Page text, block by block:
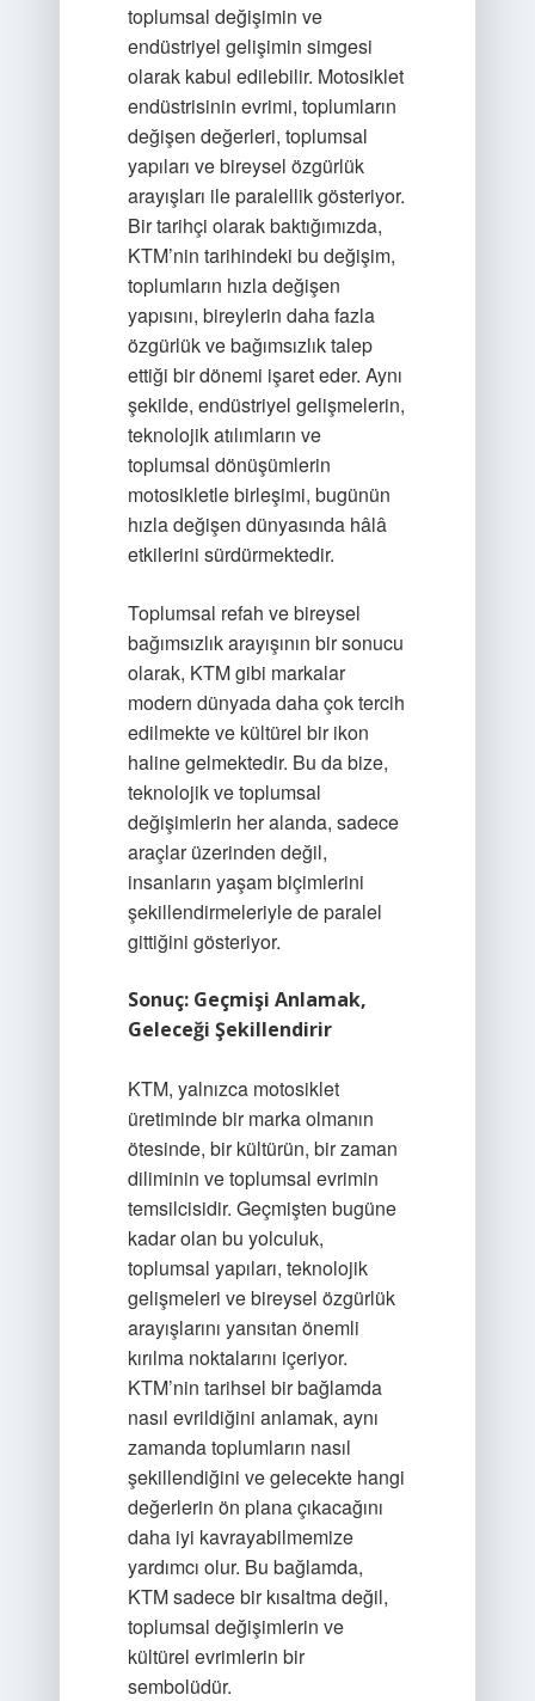
toplumsal değişimin ve
endüstriyel gelişimin simgesi
olarak kabul edilebilir. Motosiklet
endüstrisinin evrimi, toplumların
değişen değerleri, toplumsal
yapıları ve bireysel özgürlük
arayışları ile paralellik gösteriyor.
Bir tarihçi olarak baktığımızda,
KTM’nin tarihindeki bu değişim,
toplumların hızla değişen
yapısını, bireylerin daha fazla
özgürlük ve bağımsızlık talep
ettiği bir dönemi işaret eder. Aynı
şekilde, endüstriyel gelişmelerin,
teknolojik atılımların ve
toplumsal dönüşümlerin
motosikletle birleşimi, bugünün
hızla değişen dünyasında hâlâ
etkilerini sürdürmektedir.
Toplumsal refah ve bireysel
bağımsızlık arayışının bir sonucu
olarak, KTM gibi markalar
modern dünyada daha çok tercih
edilmekte ve kültürel bir ikon
haline gelmektedir. Bu da bize,
teknolojik ve toplumsal
değişimlerin her alanda, sadece
araçlar üzerinden değil,
insanların yaşam biçimlerini
şekillendirmeleriyle de paralel
gittiğini gösteriyor.
Sonuç: Geçmişi Anlamak,
Geleceği Şekillendirir
KTM, yalnızca motosiklet
üretiminde bir marka olmanın
ötesinde, bir kültürün, bir zaman
diliminin ve toplumsal evrimin
temsilcisidir. Geçmişten bugüne
kadar olan bu yolculuk,
toplumsal yapıları, teknolojik
gelişmeleri ve bireysel özgürlük
arayışlarını yansıtan önemli
kırılma noktalarını içeriyor.
KTM’nin tarihsel bir bağlamda
nasıl evrildiğini anlamak, aynı
zamanda toplumların nasıl
şekillendiğini ve gelecekte hangi
değerlerin ön plana çıkacağını
daha iyi kavrayabilmemize
yardımcı olur. Bu bağlamda,
KTM sadece bir kısaltma değil,
toplumsal değişimlerin ve
kültürel evrimlerin bir
sembolüdür.